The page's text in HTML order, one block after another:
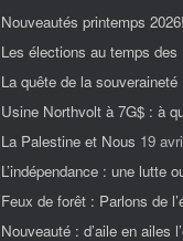
Nouveautés printemps 2026!
Les élections au temps des
La quête de la
Usine Northvolt à 7G$ : à
La Palestine et Nous 19
L’indépendance : une lutte
Feux de forêt : Parlons de
Nouveauté : d’aile en ailes